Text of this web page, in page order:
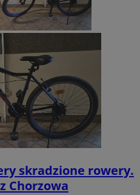
skradzione rowery.
Chorzowa